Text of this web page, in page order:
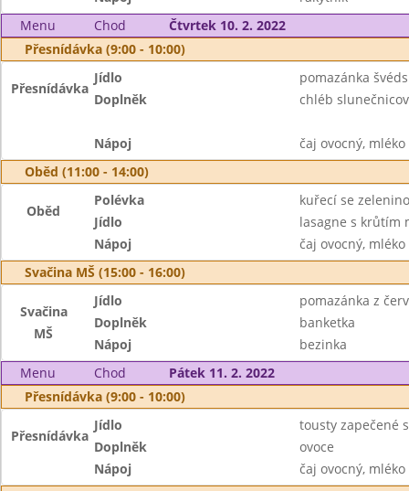
Menu
Chod
Čtvrtek 10. 2. 2022
Přesnídávka (9:00 - 10:00)
Přesnídávka
Jídlo
pomazánka
Doplněk
chléb
Nápoj
čaj ovocný, mléko
Oběd (11:00 - 14:00)
Oběd
Polévka
kuřecí se
Jídlo
lasagne s krůtím
Nápoj
čaj ovocný, mléko
Svačina MŠ (15:00 - 16:00)
Svačina
MŠ
Jídlo
pomazánka z
Doplněk
banketka
Nápoj
bezinka
Menu
Chod
Pátek 11. 2. 2022
Přesnídávka (9:00 - 10:00)
Přesnídávka
Jídlo
tousty zapečené
Doplněk
ovoce
Nápoj
čaj ovocný, mléko